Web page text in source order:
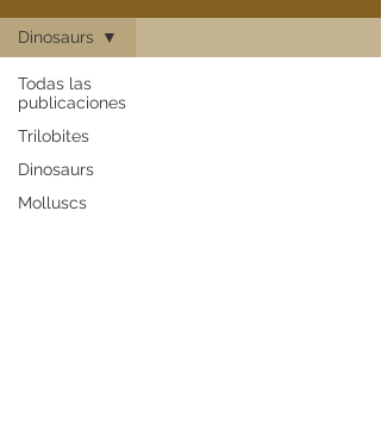
Todas las
publicaciones
Trilobites
Dinosaurs
Molluscs
Dinosaurs